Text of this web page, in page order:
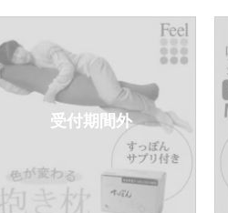
受付期間外